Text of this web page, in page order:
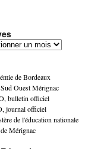
de Bordeaux
Ouest Mérignac
bulletin officiel
journal officiel
de l'éducation nationale
Mérignac